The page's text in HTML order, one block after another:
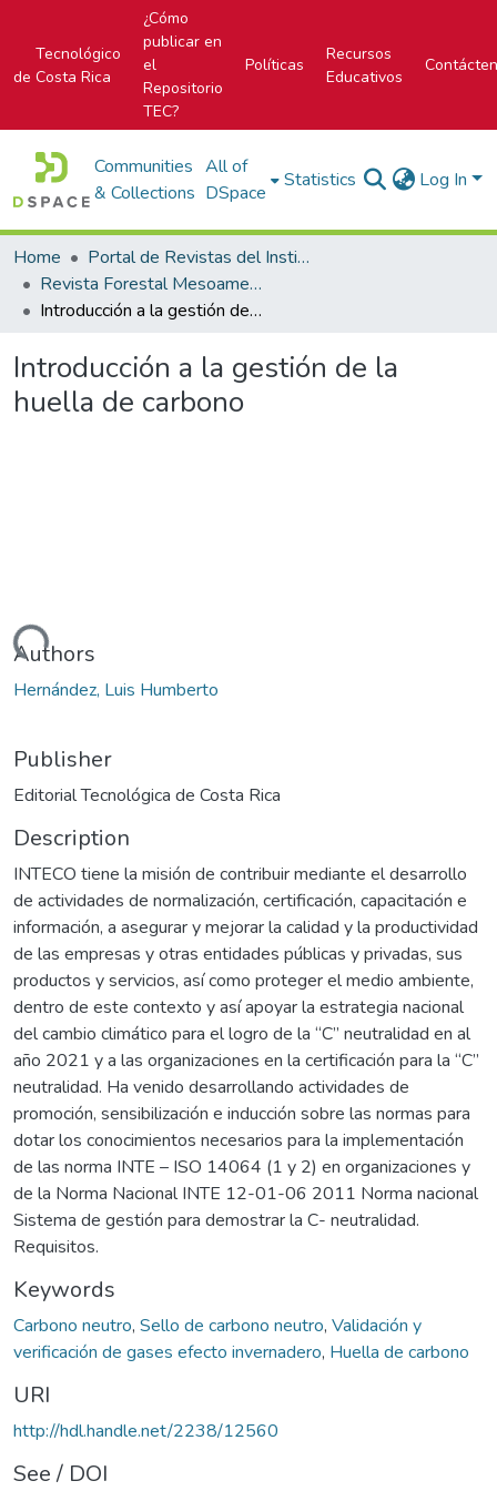
Tecnológico
de Costa Rica
¿Cómo
publicar en
el
Repositorio
TEC?
Políticas
Recursos
Educativos
Communities
& Collections
All of
DSpace
Statistics Log In
Home
Portal de Revistas del Instituto Tecnológico de Costa Rica
Revista Forestal Mesoamericana Kurú
Introducción a la gestión de la huella de carbono
Introducción a la gestión de la
huella de carbono
Authors
Hernández, Luis Humberto
Publisher
Editorial Tecnológica de Costa Rica
Description
INTECO tiene la misión de contribuir mediante el desarrollo
de actividades de normalización, certificación, capacitación e
información, a asegurar y mejorar la calidad y la productividad
de las empresas y otras entidades públicas y privadas, sus
productos y servicios, así como proteger el medio ambiente,
dentro de este contexto y así apoyar la estrategia nacional
del cambio climático para el logro de la “C” neutralidad en al
año 2021 y a las organizaciones en la certificación para la “C”
neutralidad. Ha venido desarrollando actividades de
promoción, sensibilización e inducción sobre las normas para
dotar los conocimientos necesarios para la implementación
de las norma INTE – ISO 14064 (1 y 2) en organizaciones y
de la Norma Nacional INTE 12-01-06 2011 Norma nacional
Sistema de gestión para demostrar la C- neutralidad.
Requisitos.
Keywords
Carbono neutro, Sello de carbono neutro, Validación y
verificación de gases efecto invernadero, Huella de carbono
URI
http://hdl.handle.net/2238/12560
See / DOI